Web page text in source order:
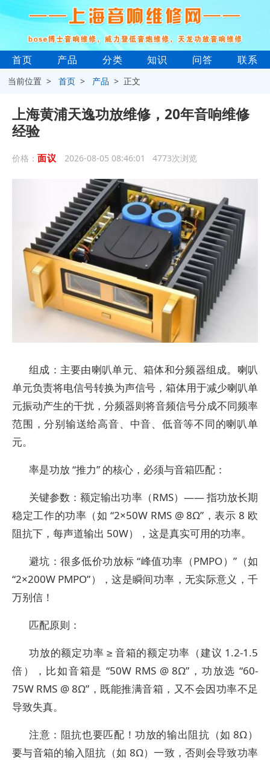
首页 产品 分类 知识 问答 联系
当前位置 >首页 > 产品 > 正文
上海黄浦天逸功放维修，20年音响维修
经验
价格： 面议 2026-08-05 08:46:01 4773次浏览
组成：主要由喇叭单元、箱体和分频器组成。喇叭
单元负责将电信号转换为声信号，箱体用于减少喇叭单
元振动产生的干扰，分频器则将音频信号分成不同频率
范围，分别输送给高音、中音、低音等不同的喇叭单
元。
率是功放 “推力” 的核心，必须与音箱匹配：
关键参数：额定输出功率（RMS）—— 指功放长期
稳定工作的功率（如 “2×50W RMS @ 8Ω”，表示 8 欧
阻抗下，每声道输出 50W），这是真实可用的功率。
避坑：很多低价功放标 “峰值功率（PMPO）”（如
“2×200W PMPO”），这是瞬间功率，无实际意义，千
万别信！
匹配原则：
功放的额定功率 ≥ 音箱的额定功率（建议 1.2-1.5
倍），比如音箱是 “50W RMS @ 8Ω”，功放选 “60-
75W RMS @ 8Ω”，既能推满音箱，又不会因功率不足
导致失真。
注意：阻抗也要匹配！功放的输出阻抗（如 8Ω）
要与音箱的输入阻抗（如 8Ω）一致，否则会导致功率